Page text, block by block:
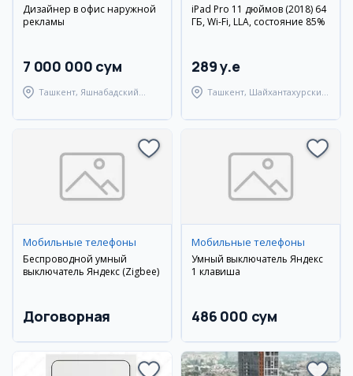
Дизайнер в офис наружной
рекламы
7 000 000 сум
Ташкент, Яшнабадский
iPad Pro 11 дюймов (2018) 64
ГБ, Wi-Fi, LLA, состояние 85%
289 y.e
Ташкент, Шайхантахурский
Мобильные телефоны
Беспроводной умный
выключатель Яндекс (Zigbee)
Договорная
Мобильные телефоны
Умный выключатель Яндекс
1 клавиша
486 000 сум